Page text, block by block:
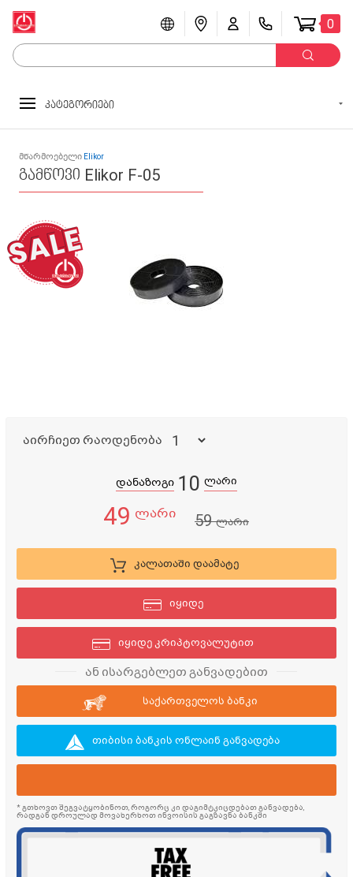
0
კატეგორიები
მწარმოებელი Elikor
გამწოვი Elikor F-05
აირჩიეთ რაოდენობა
დანაზოგი 10 ლარი
49 ლარი 59ლარი
კალათაში დაამატე
იყიდე
იყიდე კრიპტოვალუტით
ან ისარგებლეთ განვადებით
საქართველოს ბანკი
თიბისი ბანკის ონლაინ განვადება
* გთხოვთ შეგვატყობინოთ, როგორც კი დაგიმტკიცდებათ განვადება,
რადგან დროულად მოვახერხოთ ინვოისის გაგზავნა ბანკში